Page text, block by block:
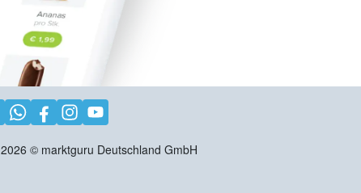
2026 © marktguru Deutschland GmbH